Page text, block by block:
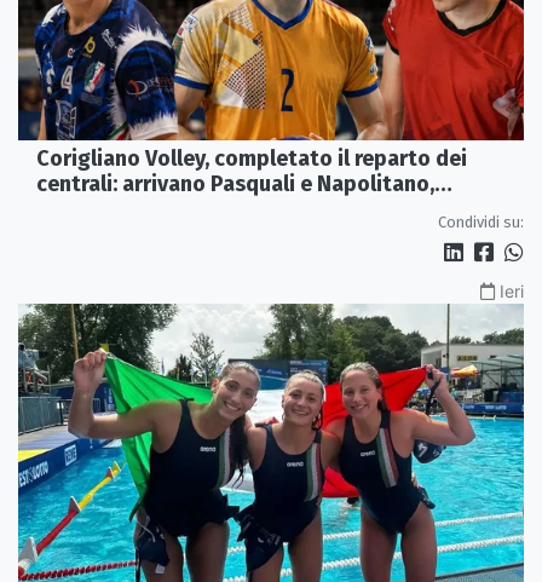
Corigliano Volley, completato il reparto dei
centrali: arrivano Pasquali e Napolitano,
Condividi su:
Ieri